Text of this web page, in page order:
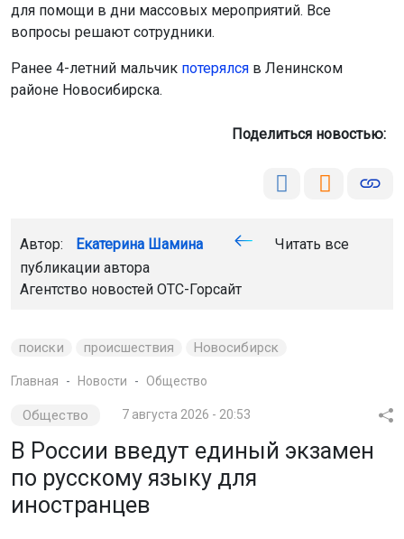
для помощи в дни массовых мероприятий. Все
вопросы решают сотрудники.
Ранее 4-летний мальчик потерялся в Ленинском
районе Новосибирска.
Поделиться новостью:
Автор: Екатерина Шамина
Читать все
публикации автора
Агентство новостей ОТС-Горсайт
поиски происшествия Новосибирск
Главная Новости Общество
Общество 7 августа 2026 - 20:53
В России введут единый экзамен
по русскому языку для
иностранцев